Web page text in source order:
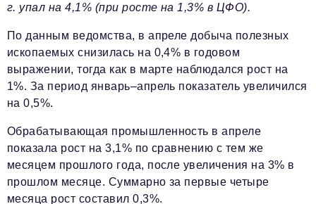
г. упал на 4,1% (при росте на 1,3% в ЦФО).
По данным ведомства, в апреле добыча полезных
ископаемых снизилась на 0,4% в годовом
выражении, тогда как в марте наблюдался рост на
1%. За период январь–апрель показатель увеличился
на 0,5%.
Обрабатывающая промышленность в апреле
показала рост на 3,1% по сравнению с тем же
месяцем прошлого года, после увеличения на 3% в
прошлом месяце. Суммарно за первые четыре
месяца рост составил 0,3%.